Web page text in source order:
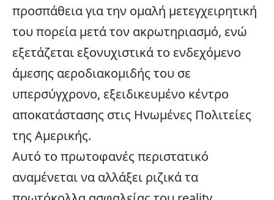
προσπάθεια για την ομαλή μετεγχειρητική
του πορεία μετά τον ακρωτηριασμό, ενώ
εξετάζεται εξονυχιστικά το ενδεχόμενο
άμεσης αεροδιακομιδής του σε
υπερσύγχρονο, εξειδικευμένο κέντρο
αποκατάστασης στις Ηνωμένες Πολιτείες
της Αμερικής.
Αυτό το πρωτοφανές περιστατικό
αναμένεται να αλλάξει ριζικά τα